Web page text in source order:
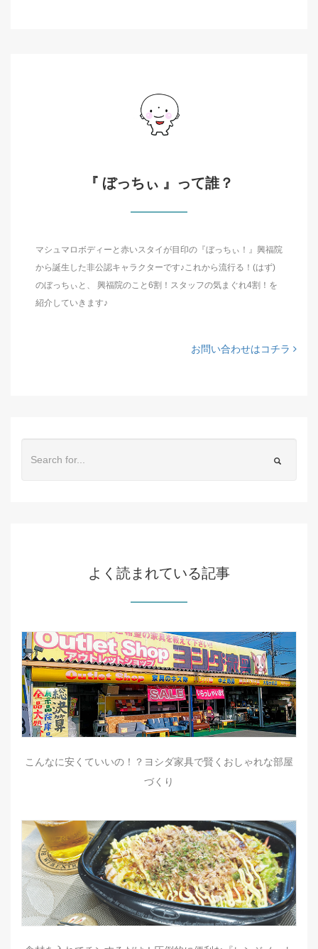
『 ぼっちぃ 』って誰？
マシュマロボディーと赤いスタイが目印の『ぼっちぃ！』興福院
から誕生した非公認キャラクターです♪これから流行る！(はず)
のぼっちぃと、 興福院のこと6割！スタッフの気まぐれ4割！を
紹介していきます♪
お問い合わせはコチラ
よく読まれている記事
こんなに安くていいの！？ヨシダ家具で賢くおしゃれな部屋
づくり